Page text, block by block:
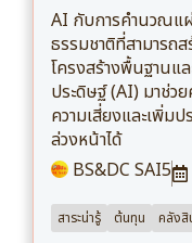
AI กับการคำนวณแ
ธรรมชาติที่สามารถ
โครงสร้างพื้นฐาน
ประดิษฐ์ (AI) มาช่ว
ความเสี่ยงและเพิ่ม
ล่วงหน้าได้
BS&DC SAI5
สาระน่ารู้ ต้นทุน คลังสิ